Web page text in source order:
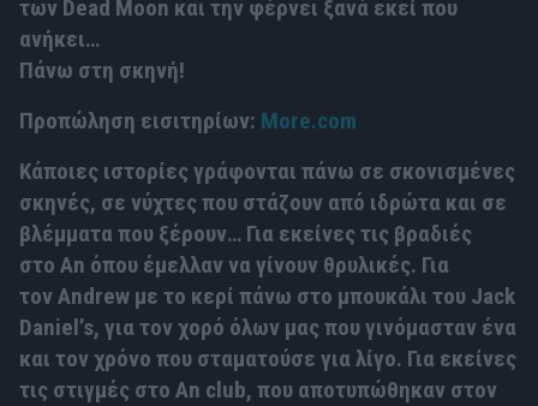
των Dead Moon και την φέρνει ξανά εκεί που
ανήκει…
Πάνω στη σκηνή!
Προπώληση εισιτηρίων: More.com
Κάποιες ιστορίες γράφονται πάνω σε σκονισμένες
σκηνές, σε νύχτες που στάζουν από ιδρώτα και σε
βλέμματα που ξέρουν… Για εκείνες τις βραδιές
στο An όπου έμελλαν να γίνουν θρυλικές. Για
τονAndrew με το κερί πάνω στο μπουκάλι του Jack
Daniel’s, για τον χορό όλων μας που γινόμασταν ένα
και τον χρόνο που σταματούσε για λίγο. Για εκείνες
τις στιγμές στο An club, που αποτυπώθηκαν στον